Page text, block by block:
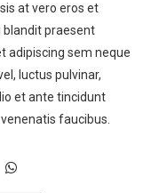
at vero eros et
blandit praesent
adipiscing sem neque
luctus pulvinar,
et ante tincidunt
faucibus.